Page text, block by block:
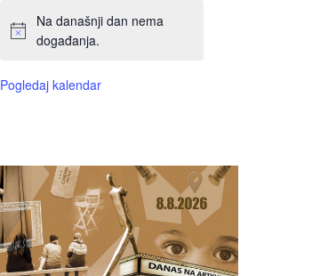
Na današnji dan nema
događanja.
Pogledaj kalendar